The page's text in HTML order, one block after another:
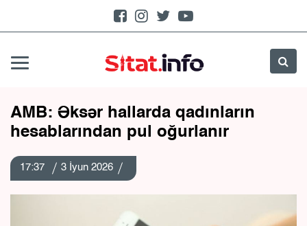
AMB: Əksər hallarda qadınların
hesablarından pul oğurlanır
17:37 3 İyun 2026